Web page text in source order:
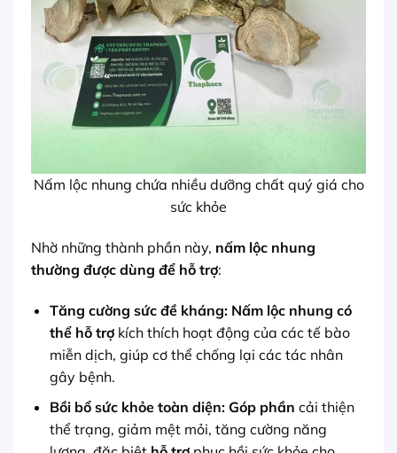
Nấm lộc nhung chứa nhiều dưỡng chất quý giá cho
sức khỏe
Nhờ những thành phần này, nấm lộc nhung
thường được dùng để hỗ trợ:
Tăng cường sức đề kháng: Nấm lộc nhung có
thể hỗ trợkích thích hoạt động của các tế bào
miễn dịch, giúp cơ thể chống lại các tác nhân
gây bệnh.
Bồi bổ sức khỏe toàn diện: Góp phần cải thiện
thể trạng, giảm mệt mỏi, tăng cường năng